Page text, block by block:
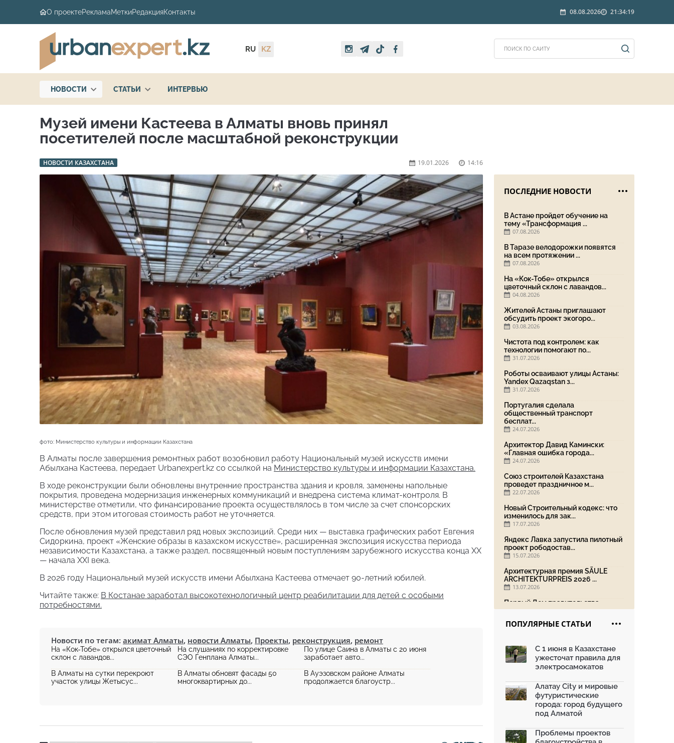
О проектеРекламаМеткиРедакцияКонтакты 08.08.2026 21:34:19
RU KZ
НОВОСТИ СТАТЬИ ИНТЕРВЬЮ
Музей имени Кастеева в Алматы вновь принял
посетителей после масштабной реконструкции
НОВОСТИ КАЗАХСТАНА 19.01.2026 14:16
фото: Министерство культуры и информации Казахстана
В Алматы после завершения ремонтных работ возобновил работу Национальный музей искусств имени
Абылхана Кастеева, передает Urbanexpert.kz со ссылкой на Министерство культуры и информации Казахстана.
В ходе реконструкции были обновлены внутренние пространства здания и кровля, заменены напольные
покрытия, проведена модернизация инженерных коммуникаций и внедрена система климат-контроля. В
министерстве отметили, что финансирование проекта осуществлялось в том числе за счет спонсорских
средств, при этом итоговая стоимость работ не уточняется.
После обновления музей представил ряд новых экспозиций. Среди них — выставка графических работ Евгения
Сидоркина, проект «Женские образы в казахском искусстве», расширенная экспозиция искусства периода
независимости Казахстана, а также раздел, посвященный новым поступлениям зарубежного искусства конца XX
— начала XXI века.
В 2026 году Национальный музей искусств имени Абылхана Кастеева отмечает 90-летний юбилей.
Читайте также: В Костанае заработал высокотехнологичный центр реабилитации для детей с особыми
потребностями.
Новости по тегам: акимат Алматы, новости Алматы, Проекты, реконструкция, ремонт
На «Кок-Тобе» открылся цветочный
склон с лавандов...
На слушаниях по корректировке
СЭО Генплана Алматы...
По улице Саина в Алматы с 20 июня
заработает авто...
В Алматы на сутки перекроют
участок улицы Жетысус...
В Алматы обновят фасады 50
многоквартирных до...
В Ауэзовском районе Алматы
продолжается благоустр...
ПОСЛЕДНИЕ НОВОСТИ
В Астане пройдет обучение на
тему «Трансформация ...
07.08.2026
В Таразе велодорожки появятся
на всем протяжении ...
07.08.2026
На «Кок-Тобе» открылся
цветочный склон с лавандов...
04.08.2026
Жителей Астаны приглашают
обсудить проект экогоро...
03.08.2026
Чистота под контролем: как
технологии помогают по...
31.07.2026
Роботы осваивают улицы Астаны:
Yandex Qazaqstan з...
31.07.2026
Португалия сделала
общественный транспорт
бесплат...
24.07.2026
Архитектор Давид Камински:
«Главная ошибка города...
24.07.2026
Союз строителей Казахстана
проведет праздничное м...
22.07.2026
Новый Строительный кодекс: что
изменилось для зак...
17.07.2026
Яндекс Лавка запустила пилотный
проект рободостав...
15.07.2026
Архитектурная премия SÄULE
ARCHITEKTURPREIS 2026 ...
13.07.2026
Первый Дом правительства
Алматы станет главной те...
08.07.2026
Ко Дню столицы в Нуре
06.07.2026
Жара в городах: как застройка
влияет на температу...
03.07.2026
МЧС усилило мониторинг рек и
моренных озер после ...
ПОПУЛЯРНЫЕ СТАТЬИ
С 1 июня в Казахстане
ужесточат правила для
электросамокатов
Алатау City и мировые
футуристические
города: город будущего
под Алматой
Проблемы проектов